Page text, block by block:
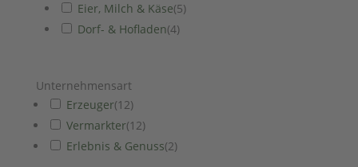
Eier, Milch & Käse(5)
Dorf- & Hofladen(4)
Unternehmensart
Erzeuger(12)
Vermarkter(12)
Erlebnis & Genuss(2)